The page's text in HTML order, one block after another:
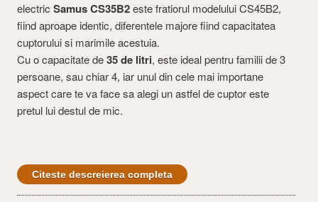
electric Samus CS35B2este fratiorul modelului CS45B2,
fiind aproape identic, diferentele majore fiind capacitatea
cuptorului si marimile acestuia.
Cu o capacitate de35 de litri, este ideal pentru familii de 3
persoane, sau chiar 4, iar unul din cele mai importane
aspect care te va face sa alegi un astfel de cuptor este
pretul lui destul de mic.
Citeste descreierea completa